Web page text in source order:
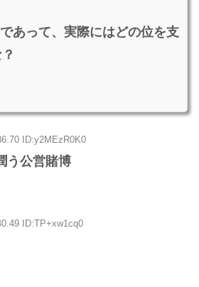
あって、実際にはどの位を支
ID:y2MEzR0K0
う公営賭博
ID:TP+xw1cq0